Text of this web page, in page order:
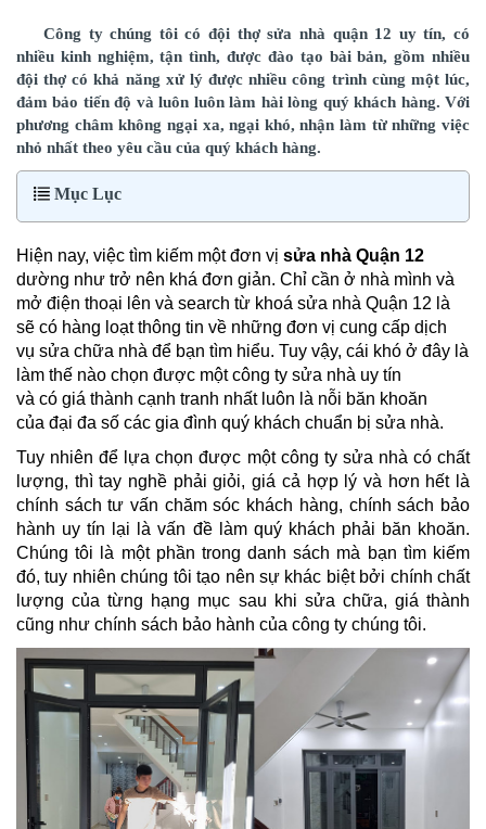
Công ty chúng tôi có đội thợ sửa nhà quận 12 uy tín, có
nhiều kinh nghiệm, tận tình, được đào tạo bài bản, gồm nhiều
đội thợ có khả năng xử lý được nhiều công trình cùng một lúc,
đảm bảo tiến độ và luôn luôn làm hài lòng quý khách hàng. Với
phương châm không ngại xa, ngại khó, nhận làm từ những việc
nhỏ nhất theo yêu cầu của quý khách hàng.
Mục Lục
Hiện nay, việc tìm kiếm một đơn vị sửa nhà Quận 12
dường như trở nên khá đơn giản. Chỉ cần ở nhà mình và
mở điện thoại lên và search từ khoá sửa nhà Quận 12 là
sẽ có hàng loạt thông tin về những đơn vị cung cấp dịch
vụ sửa chữa nhà để bạn tìm hiểu. Tuy vậy, cái khó ở đây là
làm thế nào chọn được một công ty sửa nhà uy tín
và có giá thành cạnh tranh nhất luôn là nỗi băn khoăn
của đại đa số các gia đình quý khách chuẩn bị sửa nhà.
Tuy nhiên để lựa chọn được một công ty sửa nhà có chất
lượng, thì tay nghề phải giỏi, giá cả hợp lý và hơn hết là
chính sách tư vấn chăm sóc khách hàng, chính sách bảo
hành uy tín lại là vấn đề làm quý khách phải băn khoăn.
Chúng tôi là một phần trong danh sách mà bạn tìm kiếm
đó, tuy nhiên chúng tôi tạo nên sự khác biệt bởi chính chất
lượng của từng hạng mục sau khi sửa chữa, giá thành
cũng như chính sách bảo hành của công ty chúng tôi.